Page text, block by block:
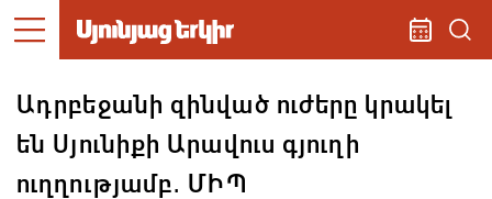
Ադրբեջանի զինված ուժերը կրակել
են Սյունիքի Արավուս գյուղի
ուղղությամբ․ ՄԻՊ